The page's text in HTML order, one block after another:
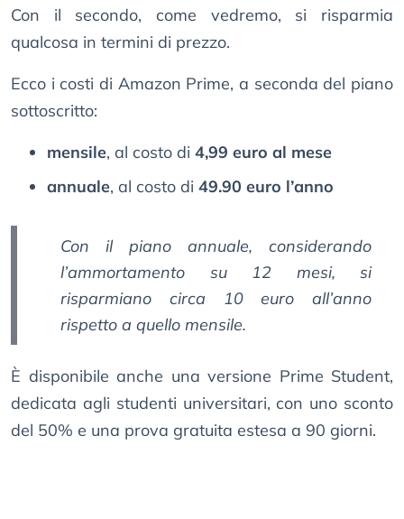
Con il secondo, come vedremo, si risparmia
qualcosa in termini di prezzo.
Ecco i costi di Amazon Prime, a seconda del piano
sottoscritto:
mensile, al costo di 4,99 euro al mese
annuale, al costo di 49.90 euro l’anno
Con il piano annuale, considerando
l’ammortamento su 12 mesi, si
risparmiano circa 10 euro all’anno
rispetto a quello mensile.
È disponibile anche una versione Prime Student,
dedicata agli studenti universitari, con uno sconto
del 50% e una prova gratuita estesa a 90 giorni.